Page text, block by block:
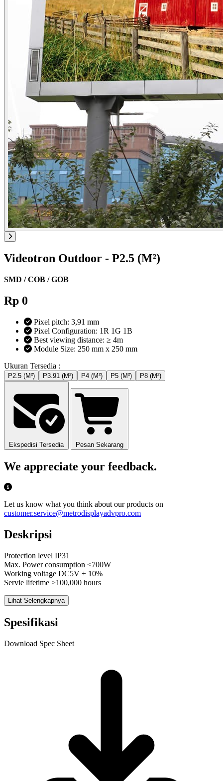
Videotron Outdoor - P2.5 (M²)
SMD / COB / GOB
Rp 0
Pixel pitch: 3,91 mm
Pixel Configuration: 1R 1G 1B
Best viewing distance: ≥ 4m
Module Size: 250 mm x 250 mm
Ukuran Tersedia :
P2.5 (M²) P3.91 (M²) P4 (M²) P5 (M²) P8 (M²)
Ekspedisi Tersedia Pesan Sekarang
We appreciate your feedback.
Let us know what you think about our products on
customer.service@metrodisplayadvpro.com
Deskripsi
Protection level IP31
Max. Power consumption <700W
Working voltage DC5V + 10%
Servie lifetime >100,000 hours
Lihat Selengkapnya
Spesifikasi
Download Spec Sheet